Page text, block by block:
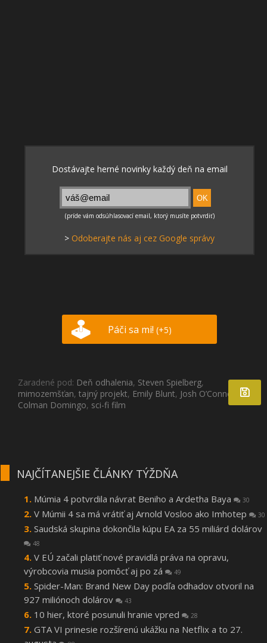
> Odoberajte nás aj cez Google správy
Páči sa mi! (+5)
Zaradené pod: Deň odhalenia, Steven Spielberg,
mimozemšťan, tajný projekt, Emily Blunt, Josh O’Connor
Colman Domingo, sci-fi film
NAJČÍTANEJŠIE ČLÁNKY TÝŽDŇA
Múmia 4 potvrdila návrat Beniho a Ardetha Baya 30
V Múmii 4 sa má vrátiť aj Arnold Vosloo ako Imhotep 30
Saudská skupina dokončila kúpu EA za 55 miliárd dolárov
48
V EÚ začali platiť nové pravidlá práva na opravu,
výrobcovia musia pomôcť aj po zá
49
Spider-Man: Brand New Day podľa odhadov otvoril na
927 miliónoch dolárov
43
10 hier, ktoré posunuli hranie vpred 28
GTA VI prinesie rozšírenú ukážku na Netflix a to 27.